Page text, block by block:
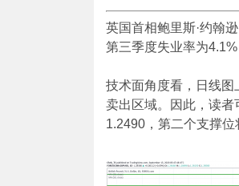
英国首相鲍里斯·约翰
第三季度失业率为
技术面角度看，日线
卖出区域。因此，读
1.2490，第二个支撑位